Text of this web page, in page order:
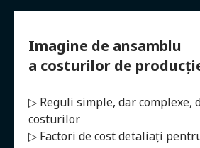
Imagine de ansamblu
a costurilor de
▷ Reguli simple, dar complexe,
costurilor
▷ Factori de cost detaliați